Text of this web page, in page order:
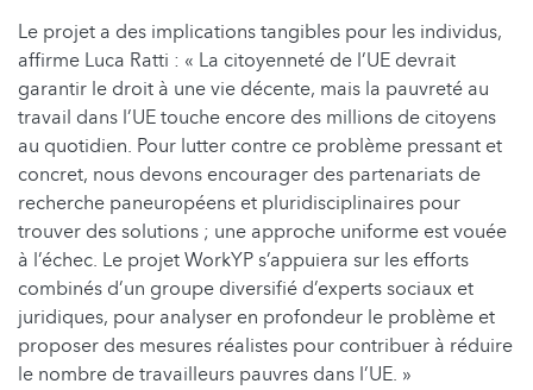
Le projet a des implications tangibles pour les individus,
affirme Luca Ratti : « La citoyenneté de l’UE devrait
garantir le droit à une vie décente, mais la pauvreté au
travail dans l’UE touche encore des millions de citoyens
au quotidien. Pour lutter contre ce problème pressant et
concret, nous devons encourager des partenariats de
recherche paneuropéens et pluridisciplinaires pour
trouver des solutions ; une approche uniforme est vouée
à l’échec. Le projet WorkYP s’appuiera sur les efforts
combinés d’un groupe diversifié d’experts sociaux et
juridiques, pour analyser en profondeur le problème et
proposer des mesures réalistes pour contribuer à réduire
le nombre de travailleurs pauvres dans l’UE. »